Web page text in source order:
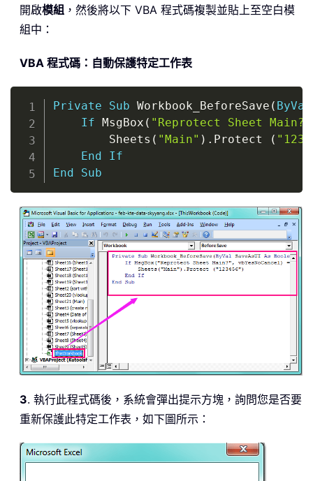
開啟模組 ，然後將以下 VBA 程式碼複製並貼上至空白模
組中：
VBA 程式碼：自動保護特定工作表
Private Sub Workbook_BeforeSave ( ByVal
If MsgBox ( "Reprotect Sheet Main?"
        Sheets
( "Main" ) . Protect (
End
If
End
Sub
Copy
3. 執行此程式碼後，系統會彈出提示方塊，詢問您是否要
重新保護此特定工作表，如下圖所示：